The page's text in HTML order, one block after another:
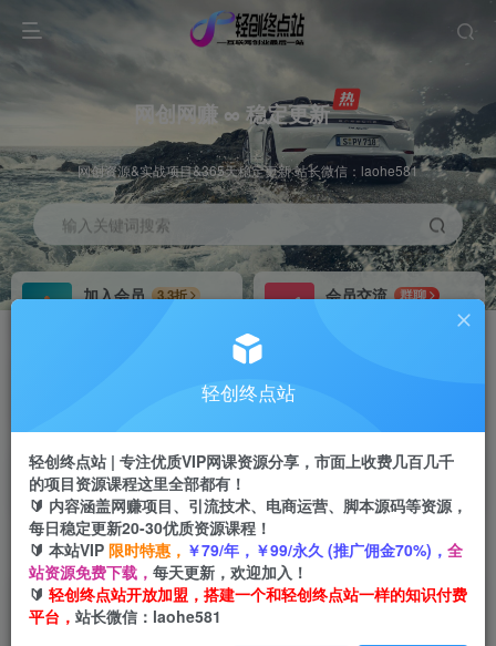
网创网赚 ∞ 稳定更新
网创资源&实战项目&365天稳定更新 站长微信：laohe581
输入关键词搜索
加入会员
3.3折
会员交流
群聊
首页 创业课程 会员免费 正文
抖音小店商品卡运营，2023流量风口，抢占流量
红利！
轻创终点站
轻创终点站 | 专注优质VIP网课资源分享，市面上收费几百几千
的项目资源课程这里全部都有！
🔰 内容涵盖网赚项目、引流技术、电商运营、脚本源码等资源，
每日稳定更新20-30优质资源课程！
🔰 本站VIP 限时特惠， ￥79/年，￥99/永久 (推广佣金70%)， 全
站资源免费下载， 每天更新，欢迎加入！
🔰 轻创终点站开放加盟，搭建一个和轻创终点站一样的知识付费
平台， 站长微信：laohe581